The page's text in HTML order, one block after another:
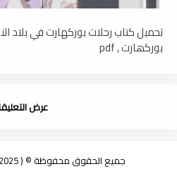
تحميل كتاب رحلات بوركهارت في بلاد
بوركھارت , pdf
عرض
جميع الحقوق محفوظة © ( 2025 )